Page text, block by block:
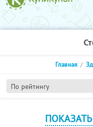
По рейтингу
Главная